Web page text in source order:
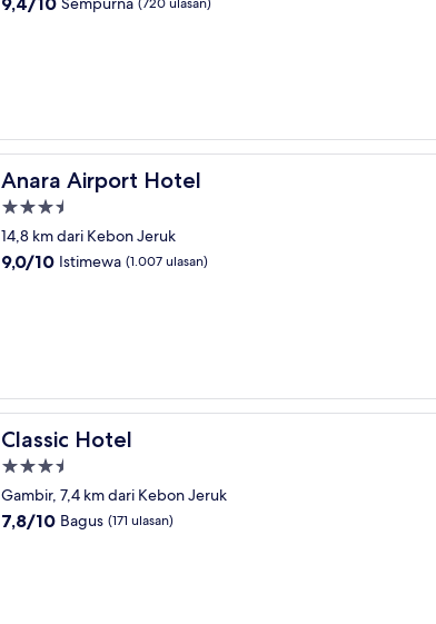
Anara Airport Hotel
Anara Airport Hotel
Properti
bintang
3.5
14,8 km dari Kebon Jeruk
9.0
9,0/10 Istimewa (1.007 ulasan)
Classic Hotel
Classic Hotel
Properti
bintang
3.5
Gambir, 7,4 km dari Kebon Jeruk
7.8
7,8/10 Bagus (171 ulasan)